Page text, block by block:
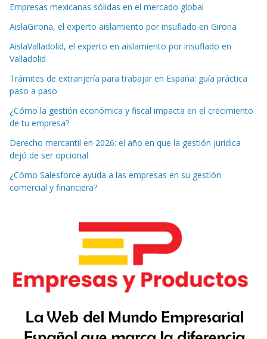
Empresas mexicanas sólidas en el mercado global
AislaGirona, el experto aislamiento por insuflado en Girona
AislaValladolid, el experto en aislamiento por insuflado en
Valladolid
Trámites de extranjería para trabajar en España: guía práctica
paso a paso
¿Cómo la gestión económica y fiscal impacta en el crecimiento
de tu empresa?
Derecho mercantil en 2026: el año en que la gestión jurídica
dejó de ser opcional
¿Cómo Salesforce ayuda a las empresas en su gestión
comercial y financiera?